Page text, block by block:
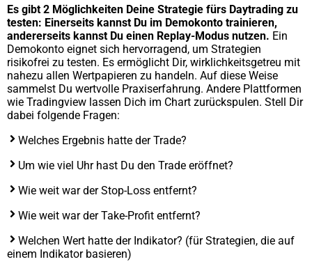
Es gibt 2 Möglichkeiten Deine Strategie fürs Daytrading zu
testen: Einerseits kannst Du im Demokonto trainieren,
andererseits kannst Du einen Replay-Modus nutzen. Ein
Demokonto eignet sich hervorragend, um Strategien
risikofrei zu testen. Es ermöglicht Dir, wirklichkeitsgetreu mit
nahezu allen Wertpapieren zu handeln. Auf diese Weise
sammelst Du wertvolle Praxiserfahrung. Andere Plattformen
wie Tradingview lassen Dich im Chart zurückspulen. Stell Dir
dabei folgende Fragen:
Welches Ergebnis hatte der Trade?
Um wie viel Uhr hast Du den Trade eröffnet?
Wie weit war der Stop-Loss entfernt?
Wie weit war der Take-Profit entfernt?
Welchen Wert hatte der Indikator? (für Strategien, die auf
einem Indikator basieren)